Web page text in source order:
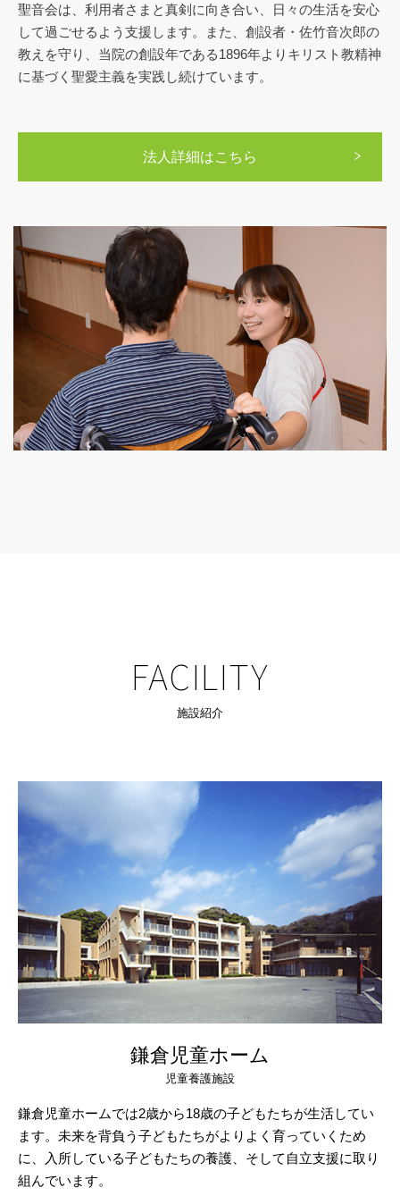
聖音会は、利用者さまと真剣に向き合い、日々の生活を安心
して過ごせるよう支援します。
また、創設者・佐竹音次郎の
教えを守り、当院の創設年である1896年よりキリスト教精神
に基づく聖愛主義を実践し続けています。
法人詳細はこちら
FACILITY
施設紹介
鎌倉児童ホーム
児童養護施設
鎌倉児童ホームでは2歳から18歳の子どもたちが生活してい
ます。未来を背負う子どもたちがよりよく育っていくため
に、入所している子どもたちの養護、そして自立支援に取り
組んでいます。